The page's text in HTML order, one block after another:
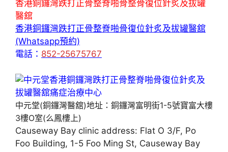
香港銅鑼灣跌打正骨整脊啪骨整骨復位針炙及拔罐
醫舘
香港銅鑼灣跌打正骨整脊啪骨復位針炙及拔罐醫舘
(Whatsapp預約)
電話： 852-25675767
中元堂(銅鑼灣醫舘)地址：銅鑼灣富明街1-5號寶富大樓
3樓O室(么鳳樓上)
Causeway Bay clinic address: Flat O 3/F, Po
Foo Building, 1-5 Foo Ming St, Causeway Bay